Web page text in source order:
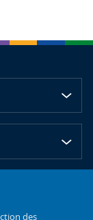
des